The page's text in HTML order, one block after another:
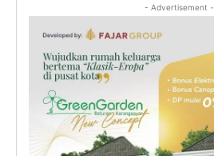
- Advertisement -